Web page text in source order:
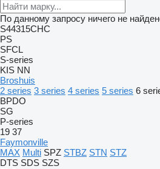
По данному запросу ничего не
S44315CHC
PS
SFCL
S-series
KIS NN
Broshuis
2 series 3 series 4 series 5 series 6
BPDO
SG
P-series
19 37
Faymonville
MAX Multi SPZ STBZ STN STZ
DTS SDS SZS